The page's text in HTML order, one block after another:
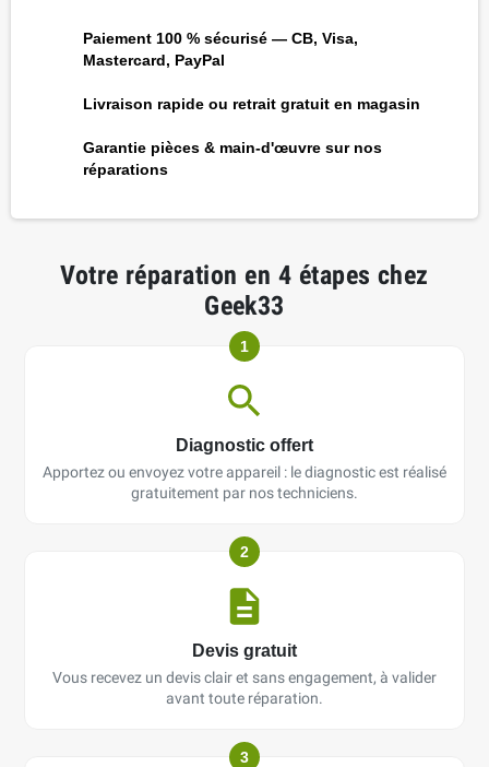
Paiement 100 % sécurisé — CB, Visa,
Mastercard, PayPal
Livraison rapide ou retrait gratuit en magasin
Garantie pièces & main-d'œuvre sur nos
réparations
Votre réparation en 4 étapes chez
Geek33
1
Diagnostic offert
Apportez ou envoyez votre appareil : le diagnostic est réalisé
gratuitement par nos techniciens.
2
Devis gratuit
Vous recevez un devis clair et sans engagement, à valider
avant toute réparation.
3